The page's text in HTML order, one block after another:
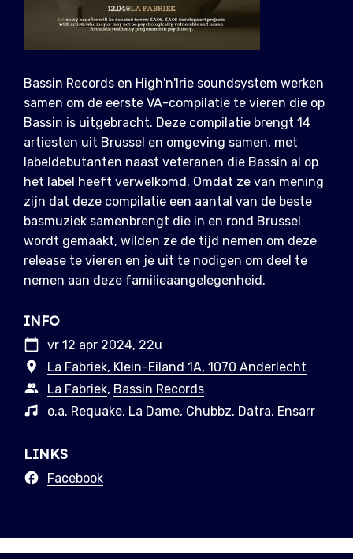
Bassin Records en High'n'Irie soundsystem werken
samen om de eerste VA-compilatie te vieren die op
Bassin is uitgebracht. Deze compilatie brengt 14
artiesten uit Brussel en omgeving samen, met
labeldebutanten naast veteranen die Bassin al op
het label heeft verwelkomd. Omdat ze van mening
zijn dat deze compilatie een aantal van de beste
basmuziek samenbrengt die in en rond Brussel
wordt gemaakt, wilden ze de tijd nemen om deze
release te vieren en je uit te nodigen om deel te
nemen aan deze familieaangelegenheid.
INFO
vr 12 apr 2024, 22u
La Fabriek, Klein-Eiland 1A, 1070 Anderlecht
La Fabriek, Bassin Records
o.a. Requake, La Dame, Chubbz, Datra, Ensarr
LINKS
Facebook